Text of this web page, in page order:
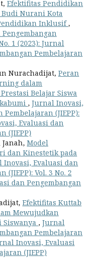
Efektifitas Pendidikan
Budi Nurani Kota
Inklusif ,
1 (2023): Jurnal
Pembelajaran
Nurachadijat, Peran
dalam
Belajar Siswa
, Jurnal Inovasi,
(JIEPP):
Evaluasi dan
(JIEPP)
Model
dan Kinestetik pada
Inovasi, Evaluasi dan
(JIEPP): Vol. 3 No. 2
dan Pengembangan
Efektifitas Kuttab
Mewujudkan
, Jurnal
Pembelajaran
Inovasi, Evaluasi
(JIEPP)